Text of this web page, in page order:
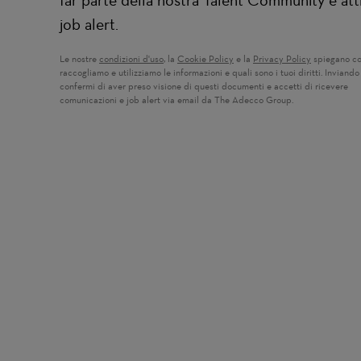
job alert.
Le nostre condizioni d'uso(si apre in una nuova finestra)
, la Cookie Policy (si apre in una nuova finestra)
e la Privacy Policy (si apre in
spiegano
raccogliamo e utilizziamo le informazioni e quali sono i tuoi diritti.
confermi di aver preso visione di questi documenti e accetti di ricevere
comunicazioni e job alert via email da The Adecco Group.